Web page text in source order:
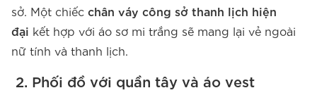
sở. Một chiếc chân váy công sở thanh lịch hiện
đại kết hợp với áo sơ mi trắng sẽ mang lại vẻ ngoài
nữ tính và thanh lịch.
2. Phối đồ với quần tây và áo vest